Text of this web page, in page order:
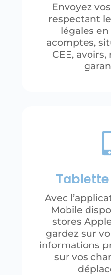
Envoyez
respectant
légales
acomptes,
CEE,
Avec
Mobile
stores
gardez sur
informations
sur vos